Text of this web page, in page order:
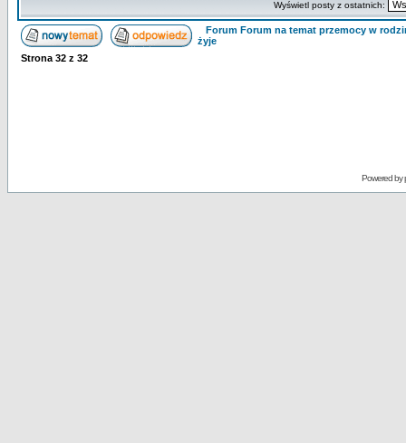
Wyświetl posty z ostatnich:
Forum Forum na temat przemocy w
żyje
Strona 32 z 32
Powered by